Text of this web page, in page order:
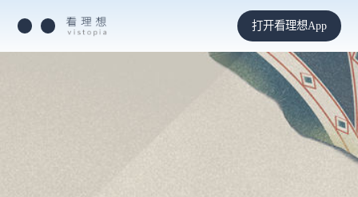
打开看理想App